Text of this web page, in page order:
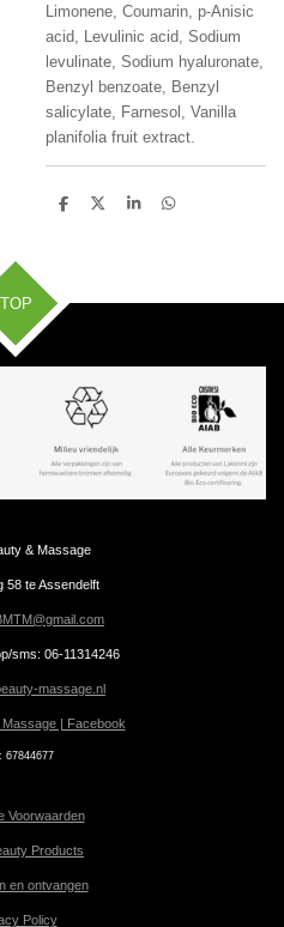
Limonene, Coumarin, p-Anisic
acid, Levulinic acid, Sodium
levulinate, Sodium hyaluronate,
Benzyl benzoate, Benzyl
salicylate, Farnesol, Vanilla
planifolia fruit extract.
D
D
S
D
TOP
& Massage
58 te Assendelft
sms: 06-11314246
massage.nl
| Facebook
67844677
Voorwaarden
Products
en ontvangen
Policy